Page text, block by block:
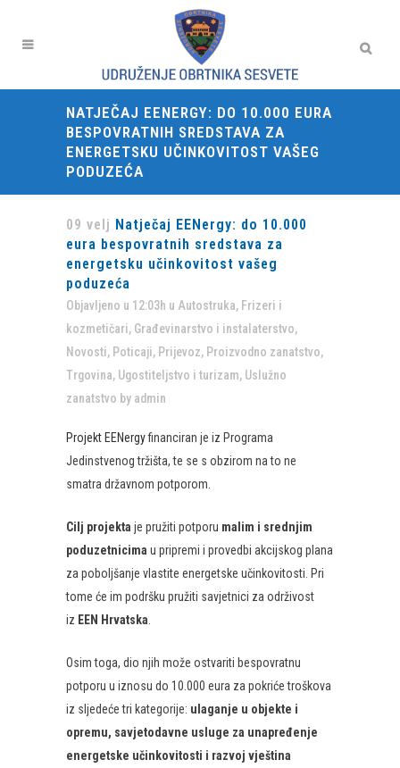
NATJEČAJ EENERGY: DO 10.000 EURA
BESPOVRATNIH SREDSTAVA ZA
ENERGETSKU UČINKOVITOST VAŠEG
PODUZEĆA
09 velj Natječaj EENergy: do 10.000
eura bespovratnih sredstava za
energetsku učinkovitost vašeg
poduzeća
Objavljeno u 12:03h u Autostruka, Frizeri i
kozmetičari, Građevinarstvo i instalaterstvo,
Novosti, Poticaji, Prijevoz, Proizvodno zanatstvo,
Trgovina, Ugostiteljstvo i turizam, Uslužno
zanatstvo by admin
Projekt EENergyfinanciran je iz Programa
Jedinstvenog tržišta, te se s obzirom na to ne
smatra državnom potporom.
Cilj projekta je pružiti potporu malim i srednjim
poduzetnicima u pripremi i provedbi akcijskog plana
za poboljšanje vlastite energetske učinkovitosti. Pri
tome će im podršku pružiti savjetnici za održivost
iz EEN Hrvatska
Osim toga, dio njih može ostvariti bespovratnu
potporu u iznosu do 10.000 eura za pokriće troškova
iz sljedeće tri kategorije: ulaganje u objekte i
opremu, savjetodavne usluge za unapređenje
energetske učinkovitosti i razvoj vještina